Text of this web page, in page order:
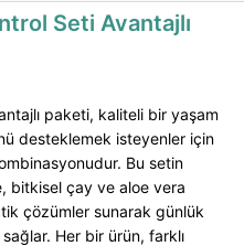
Seti Avantajlı
paketi, kaliteli bir yaşam
desteklemek isteyenler için
Bu setin
bitkisel çay ve aloe vera
çözümler sunarak günlük
Her bir ürün, farklı